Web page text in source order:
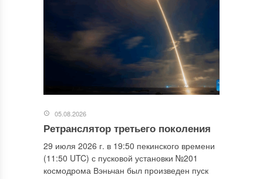
05.08.2026
Ретранслятор третьего поколения
29 июля 2026 г. в 19:50 пекинского времени
(11:50 UTC) с пусковой установки №201
космодрома Вэньчан был произведен пуск